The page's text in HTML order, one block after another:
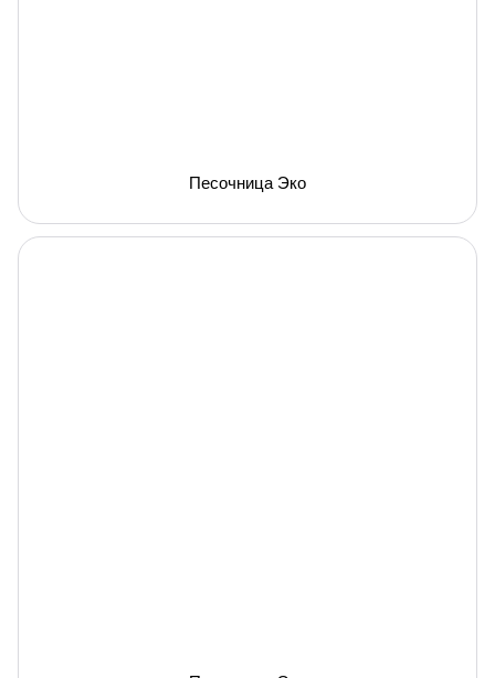
Песочница Эко